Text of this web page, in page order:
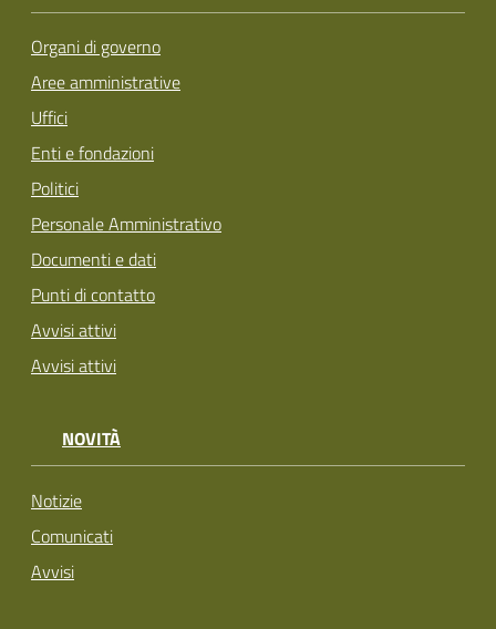
Organi di governo
Aree amministrative
Uffici
Enti e fondazioni
Politici
Personale Amministrativo
Documenti e dati
Punti di contatto
Avvisi attivi
Avvisi attivi
NOVITÀ
Notizie
Comunicati
Avvisi